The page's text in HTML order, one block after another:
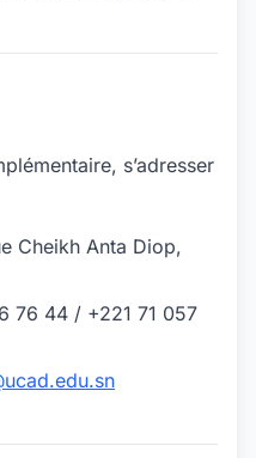
s’adresser
Cheikh Anta Diop,
76 44 / +221 71 057